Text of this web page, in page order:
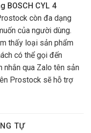
BOSCH CYL 4
còn đa dạng
của người dùng.
thấy loại sản phẩm
có thể gọi đến
nhắn qua Zalo tên sản
Prostock sẽ hỗ trợ
TỰ